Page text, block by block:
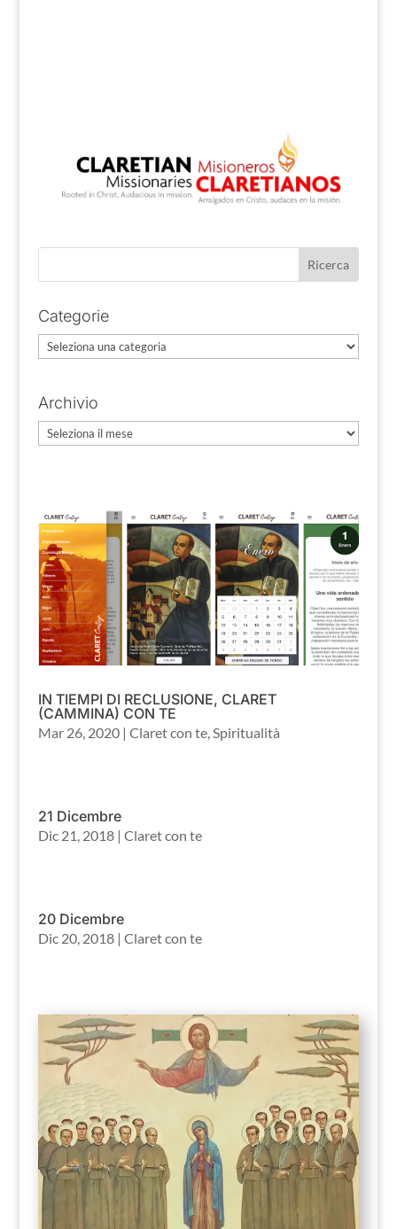
Categorie
Categorie
Archivio
Archivio
IN TIEMPI DI RECLUSIONE, CLARET
(CAMMINA) CON TE
Mar 26, 2020| Claret con te,Spiritualità
21 Dicembre
Dic 21, 2018| Claret con te
20 Dicembre
Dic 20, 2018| Claret con te